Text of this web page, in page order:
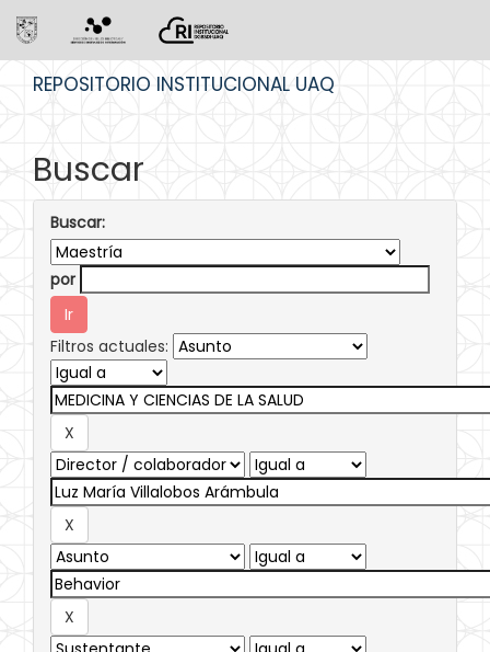
REPOSITORIO INSTITUCIONAL UAQ
Buscar
Buscar:
por
Filtros actuales: